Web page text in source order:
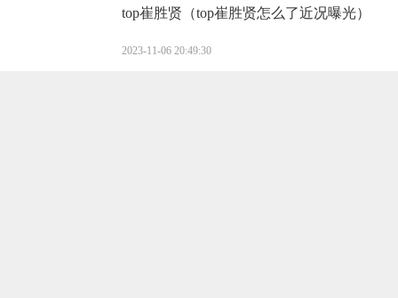
​top崔胜贤（top崔胜贤怎么了近况曝光）
2023-11-06 20:49:30